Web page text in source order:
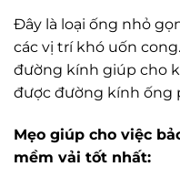
Đây là loại ống nhỏ
các vị trí khó uốn
đường kính giúp cho
được đường kính ống
Mẹo giúp cho việc
mềm vải tốt nhất: